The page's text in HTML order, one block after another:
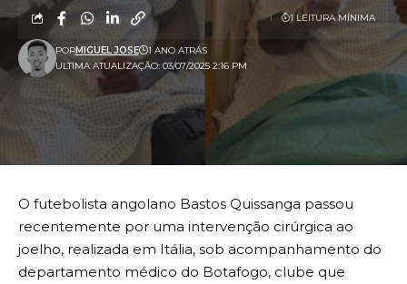
ULTIMA ATUALIZAÇÃO: 03/07/2025 2:16 PM
PORMIGUEL JOSE 1 ANO ATRÁS
1 LEITURA MÍNIMA
O futebolista angolano Bastos Quissanga passou
recentemente por uma intervenção cirúrgica ao
joelho, realizada em Itália, sob acompanhamento do
departamento médico do Botafogo, clube que